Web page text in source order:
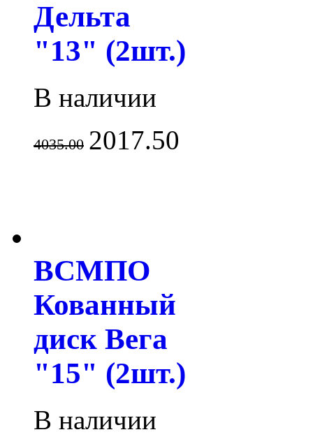
Дельта
"13" (2шт.)
В наличии
4035.00 2017.50
ВСМПО
Кованный
диск Вега
"15" (2шт.)
В наличии